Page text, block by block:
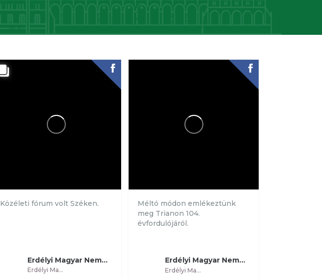
Közéleti fórum volt Széken.
Erdélyi Magyar Nemzeti Tanács
Erdélyi Magyar Nemzeti Tanács
Méltó módon emlékeztünk
meg Trianon 104.
évfordulójáról.
Erdélyi Magyar Nemzeti Tanács
Erdélyi Magyar Nemzeti Tanács